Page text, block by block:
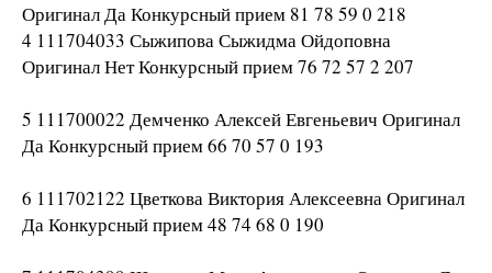
Оригинал Да Конкурсный прием 81 78 59 0 218
4 111704033 Сыжипова Сыжидма Ойдоповна
Оригинал Нет Конкурсный прием 76 72 57 2 207
5 111700022 Демченко Алексей Евгеньевич Оригинал
Да Конкурсный прием 66 70 57 0 193
6 111702122 Цветкова Виктория Алексеевна Оригинал
Да Конкурсный прием 48 74 68 0 190